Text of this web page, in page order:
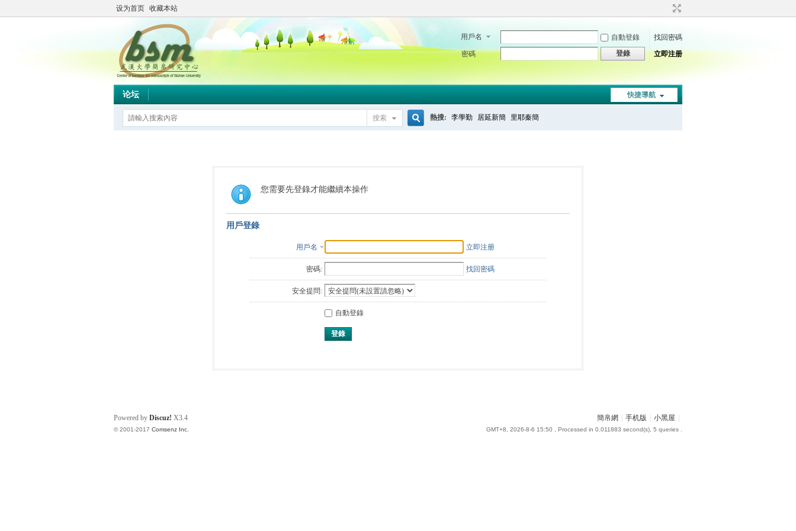
设为首页 收藏本站
用戶名 自動登錄
找回密碼
密碼
登錄 立即注册
快捷導航
论坛
搜索 熱搜: 李學勤 居延新簡 里耶秦簡
您需要先登錄才能繼續本操作
用戶登錄
用戶名 立即注册
密碼: 找回密碼
安全提問:
自動登錄
登錄
簡帛網 手机版 小黑屋
GMT+8, 2026-8-6 15:50 , Processed in 0.011883 second(s), 5 queries .
Powered by Discuz! X3.4
© 2001-2017 Comsenz Inc.